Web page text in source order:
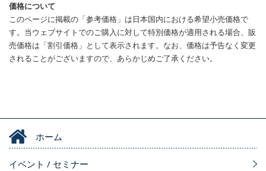
価格について
このページに掲載の「参考価格」は日本国内における希望小売価格で
す。当ウェブサイトでのご購入に対して特別価格が適用される場合、販
売価格は「割引価格」として表示されます。なお、価格は予告なく変更
されることがございますので、あらかじめご了承ください。
ホーム
イベント / セミナー